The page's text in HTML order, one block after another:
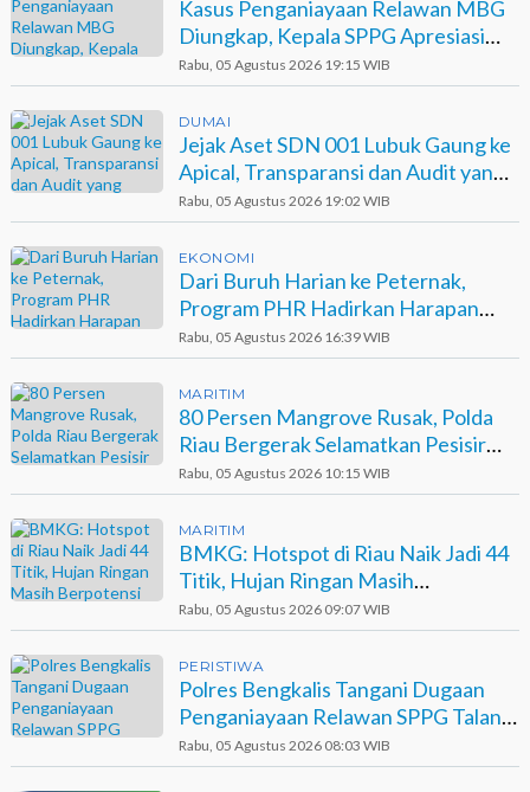
Kasus Penganiayaan Relawan MBG
Diungkap, Kepala SPPG Apresiasi
Kinerja Polisi
Rabu, 05 Agustus 2026 19:15 WIB
DUMAI
Jejak Aset SDN 001 Lubuk Gaung ke
Apical, Transparansi dan Audit yang
Belum Terjawab
Rabu, 05 Agustus 2026 19:02 WIB
EKONOMI
Dari Buruh Harian ke Peternak,
Program PHR Hadirkan Harapan
Baru bagi Suku Sakai
Rabu, 05 Agustus 2026 16:39 WIB
MARITIM
80 Persen Mangrove Rusak, Polda
Riau Bergerak Selamatkan Pesisir
Sinaboi
Rabu, 05 Agustus 2026 10:15 WIB
MARITIM
BMKG: Hotspot di Riau Naik Jadi 44
Titik, Hujan Ringan Masih
Berpotensi Terjadi
Rabu, 05 Agustus 2026 09:07 WIB
PERISTIWA
Polres Bengkalis Tangani Dugaan
Penganiayaan Relawan SPPG Talang
Muandau
Rabu, 05 Agustus 2026 08:03 WIB